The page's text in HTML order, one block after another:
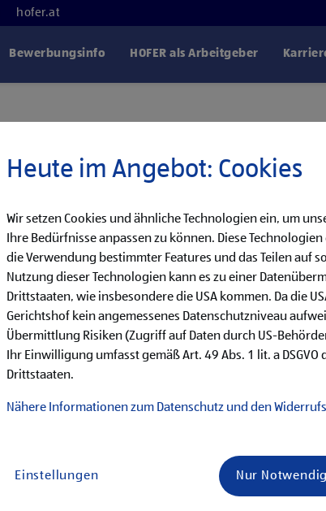
hofer.at
Bewerbungsinfo HOFER als Arbeitgeber
Du bist noch unsicher, welcher Job der
Heute im Angebot: Cookies
Wir setzen Cookies und ähnliche Technologien ein, um
Ihre Bedürfnisse anpassen zu können. Diese
die Verwendung bestimmter Features und das Teilen auf
Nutzung dieser Technologien kann es zu einer
Drittstaaten, wie insbesondere die USA kommen. Da die
Gerichtshof kein angemessenes Datenschutzniveau
Übermittlung Risiken (Zugriff auf Daten durch US-
Ihr Einwilligung umfasst gemäß Art. 49 Abs. 1 lit. a
Drittstaaten.
Nähere Informationen zum Datenschutz und den
Einstellungen Nur